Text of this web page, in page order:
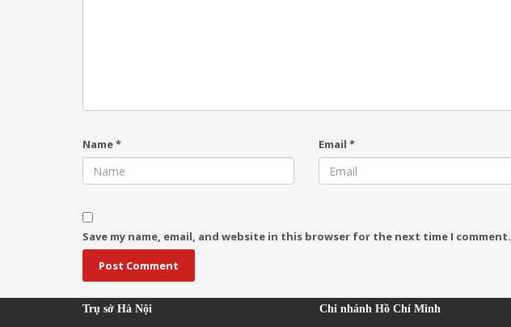
Name* Email*
Save my name, email, and website in this browser for the next time I comment.
Trụ sở Hà Nội Chi nhánh Hồ Chí Minh